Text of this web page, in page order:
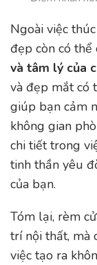
Ngoài việc
đẹp còn có thể
và tâm lý của
và đẹp mắt có
giúp bạn cảm
không gian
chi tiết trong
tinh thần yêu
của bạn.
Tóm lại, rèm
trí nội thất, mà
việc tạo ra